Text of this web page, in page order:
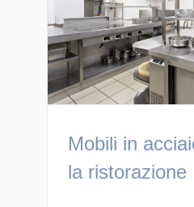
Mobili in
la ristorazione